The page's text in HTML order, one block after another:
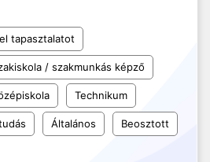
tapasztalatot
/ szakmunkás képző
Technikum
Általános Beosztott